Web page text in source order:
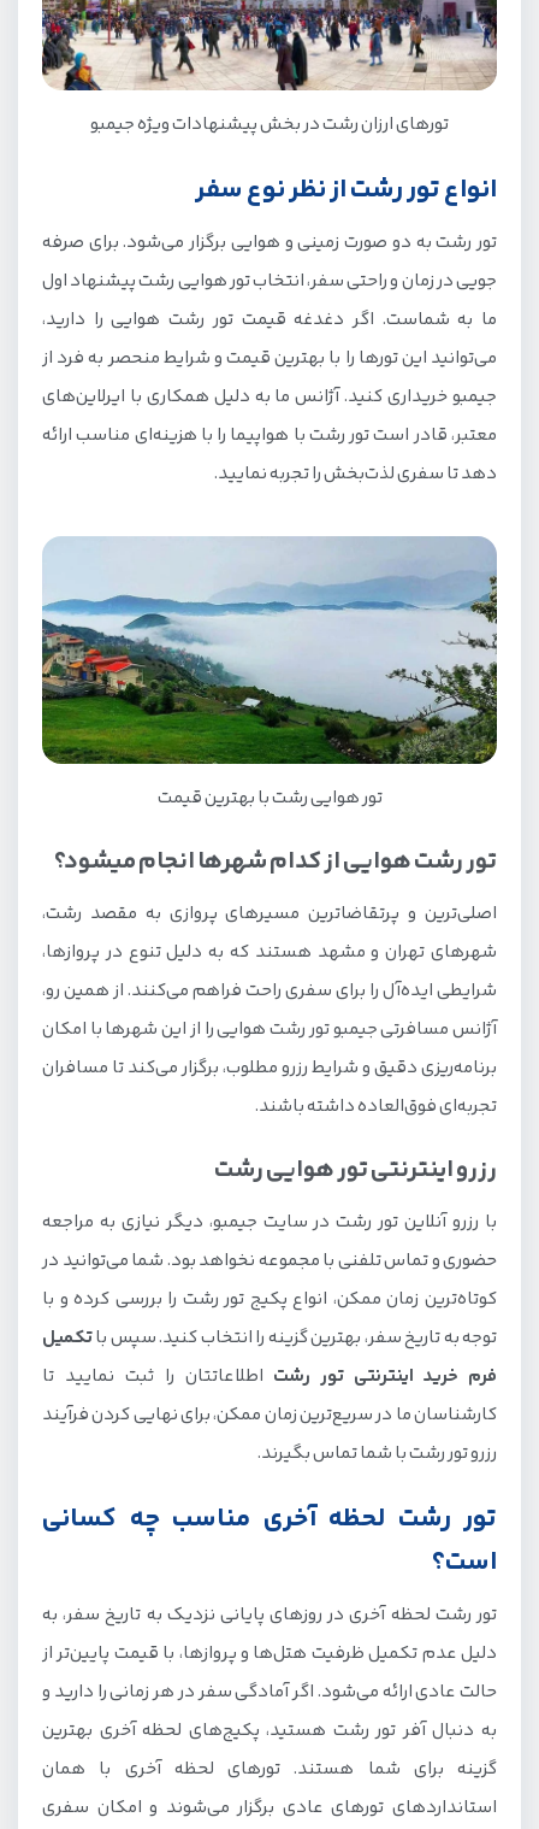
تورهای ارزان رشت در بخش پیشنهادات ویژه جیمبو
انواع تور رشت از نظر نوع سفر
تور رشت به دو صورت زمینی و هوایی برگزار می‌شود. برای صرفه
جویی در زمان و راحتی سفر، انتخاب تور هوایی رشت پیشنهاد اول
ما به شماست. اگر دغدغه قیمت تور رشت هوایی را دارید،
می‌توانید این تورها را با بهترین قیمت و شرایط منحصر به فرد از
جیمبو خریداری کنید. آژانس ما به دلیل همکاری با ایرلاین‌های
معتبر، قادر است تور رشت با هواپیما را با هزینه‌ای مناسب ارائه
دهد تا سفری لذت‌بخش را تجربه نمایید.
تور هوایی رشت با بهترین قیمت
تور رشت هوایی از کدام شهرها انجام میشود؟
اصلی‌ترین و پرتقاضاترین مسیرهای پروازی به مقصد رشت،
شهرهای تهران و مشهد هستند که به دلیل تنوع در پروازها،
شرایطی ایده‌آل را برای سفری راحت فراهم می‌کنند. از همین رو،
آژانس مسافرتی جیمبو تور رشت هوایی را از این شهرها با امکان
برنامه‌ریزی دقیق و شرایط رزرو مطلوب، برگزار می‌کند تا مسافران
تجربه‌ای فوق‌العاده داشته باشند.
رزرو اینترنتی تور هوایی رشت
با رزرو آنلاین تور رشت در سایت جیمبو، دیگر نیازی به مراجعه
حضوری و تماس تلفنی با مجموعه نخواهد بود. شما می‌توانید در
کوتاه‌ترین زمان ممکن، انواع پکیج تور رشت را بررسی کرده و با
توجه به تاریخ سفر، بهترین گزینه را انتخاب کنید. سپس باتکمیل
فرم خرید اینترنتی تور رشت اطلاعاتتان را ثبت نمایید تا
کارشناسان ما در سریع‌ترین زمان ممکن، برای نهایی کردن فرآیند
رزرو تور رشت با شما تماس بگیرند.
تور رشت لحظه آخری مناسب چه کسانی
است؟
تور رشت لحظه آخری در روزهای پایانی نزدیک به تاریخ سفر، به
دلیل عدم تکمیل ظرفیت هتل‌ها و پرواز‌ها، با قیمت پایین‌تر از
حالت عادی ارائه می‌شود. اگر آمادگی سفر در هر زمانی را دارید و
به دنبال آفر تور رشت هستید، پکیج‌های لحظه آخری بهترین
گزینه برای شما هستند. تورهای لحظه آخری با همان
استانداردهای تورهای عادی برگزار می‌شوند و امکان سفری